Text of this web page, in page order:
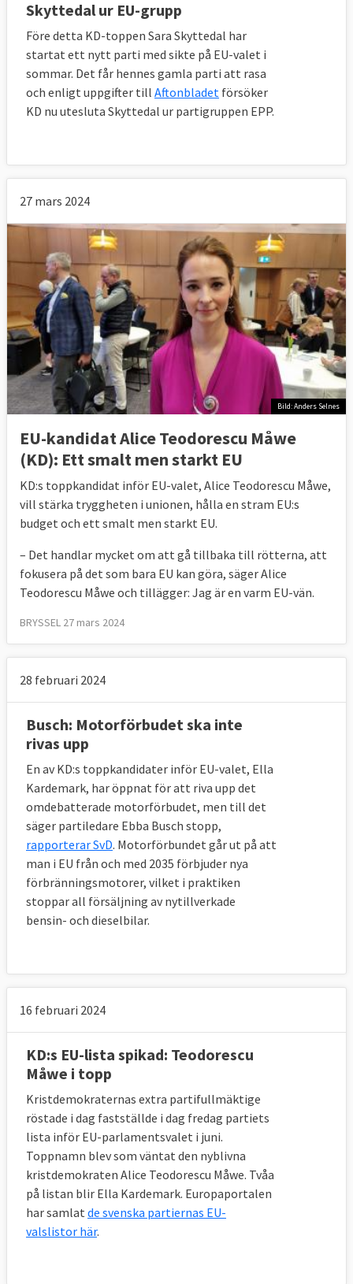
Skyttedal ur EU-grupp
Före detta KD-toppen Sara Skyttedal har
startat ett nytt parti med sikte på EU-valet i
sommar. Det får hennes gamla parti att rasa
och enligt uppgifter till Aftonbladet försöker
KD nu utesluta Skyttedal ur partigruppen EPP.
27 mars 2024
Bild: Anders Selnes
EU-kandidat Alice Teodorescu Måwe
(KD): Ett smalt men starkt EU
KD:s toppkandidat inför EU-valet, Alice Teodorescu Måwe,
vill stärka tryggheten i unionen, hålla en stram EU:s
budget och ett smalt men starkt EU.
– Det handlar mycket om att gå tillbaka till rötterna, att
fokusera på det som bara EU kan göra, säger Alice
Teodorescu Måwe och tillägger: Jag är en varm EU-vän.
BRYSSEL 27 mars 2024
28 februari 2024
Busch: Motorförbudet ska inte
rivas upp
En av KD:s toppkandidater inför EU-valet, Ella
Kardemark, har öppnat för att riva upp det
omdebatterade motorförbudet, men till det
säger partiledare Ebba Busch stopp,
rapporterar SvD. Motorförbundet går ut på att
man i EU från och med 2035 förbjuder nya
förbränningsmotorer, vilket i praktiken
stoppar all försäljning av nytillverkade
bensin- och dieselbilar.
16 februari 2024
KD:s EU-lista spikad: Teodorescu
Måwe i topp
Kristdemokraternas extra partifullmäktige
röstade i dag fastställde i dag fredag partiets
lista inför EU-parlamentsvalet i juni.
Toppnamn blev som väntat den nyblivna
kristdemokraten Alice Teodorescu Måwe. Tvåa
på listan blir Ella Kardemark. Europaportalen
har samlat de svenska partiernas EU-
valslistor här.